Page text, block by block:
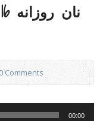
0 Comments
00:00